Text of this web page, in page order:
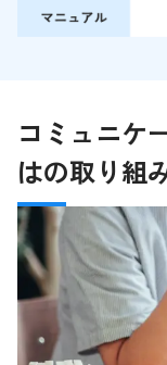
コミュニケ
はの取り組